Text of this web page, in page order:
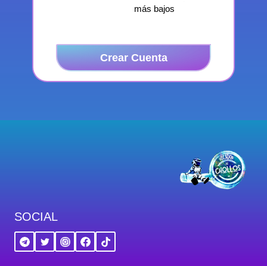
más bajos
Crear Cuenta
SOCIAL